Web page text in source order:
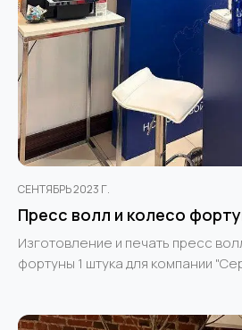
СЕНТЯБРЬ 2023 Г.
Пресс волл и колесо
Изготовление и печать пресс
фортуны 1 штука для компании